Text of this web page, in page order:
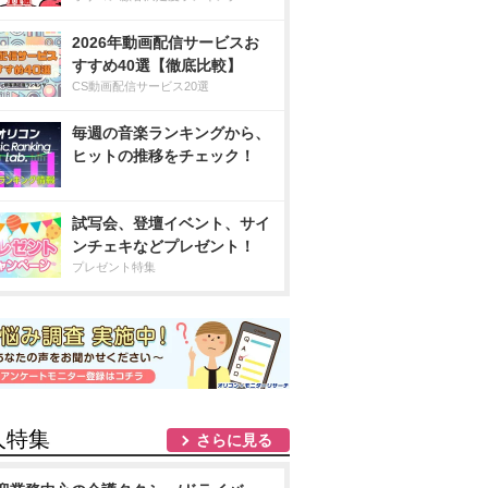
2026年動画配信サービスお
すすめ40選【徹底比較】
CS動画配信サービス20選
毎週の音楽ランキングから、
ヒットの推移をチェック！
試写会、登壇イベント、サイ
ンチェキなどプレゼント！
プレゼント特集
特集 さらに見る